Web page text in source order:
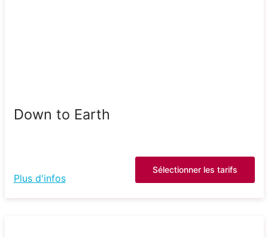
Down to Earth
Plus d'infos
Sélectionner les tarifs